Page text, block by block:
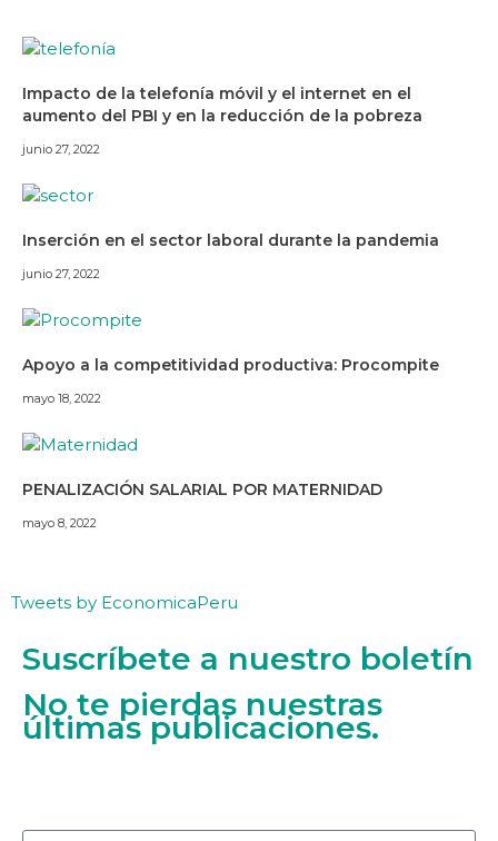
Impacto de la telefonía móvil y el internet en el
aumento del PBI y en la reducción de la pobreza
junio 27, 2022
Inserción en el sector laboral durante la pandemia
junio 27, 2022
Apoyo a la competitividad productiva: Procompite
mayo 18, 2022
PENALIZACIÓN SALARIAL POR MATERNIDAD
mayo 8, 2022
Tweets by EconomicaPeru
Suscríbete a nuestro boletín
No te pierdas nuestras
últimas publicaciones.